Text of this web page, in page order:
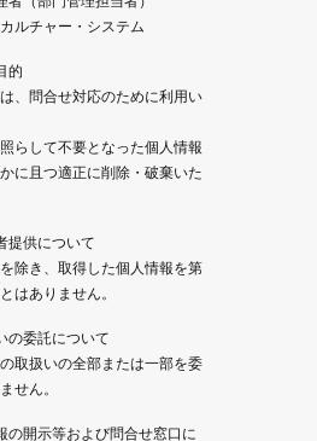
ルチャー・システム
的
、問合せ対応のために利用い
らして不要となった個人情報
に且つ適正に削除・破棄いた
提供について
除き、取得した個人情報を第
はありません。
の委託について
取扱いの全部または一部を委
せん。
の開示等および問合せ窓口に